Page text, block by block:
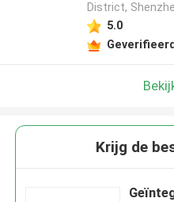
District,
5.0
Krijg de